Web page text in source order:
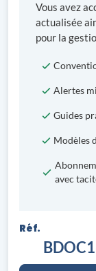
Vous avez
actualisée
pour la
Alertes
Guides
Modèles
avec
Réf.